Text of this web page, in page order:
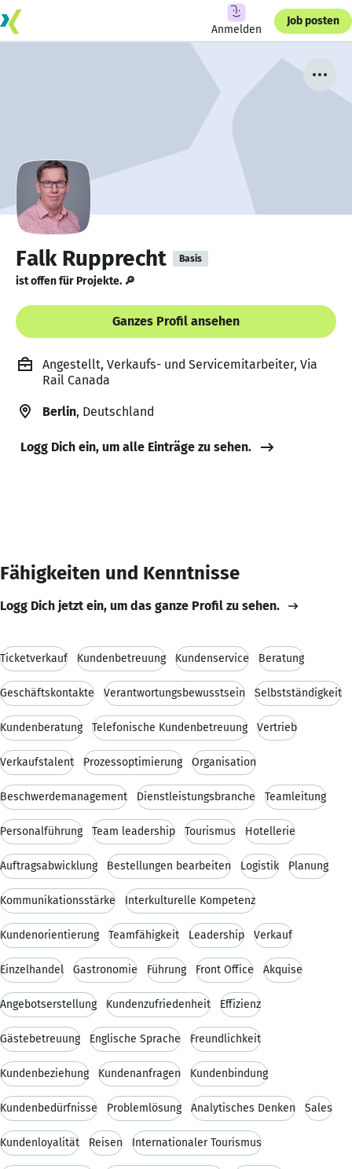
Anmelden
Job posten
Falk Rupprecht Basis
ist offen für Projekte. 🔎
Ganzes Profil ansehen
Angestellt, Verkaufs- und Servicemitarbeiter, Via
Rail Canada
Berlin, Deutschland
Logg Dich ein, um alle Einträge zu sehen.
Fähigkeiten und Kenntnisse
Logg Dich jetzt ein, um das ganze Profil zu sehen.
Ticketverkauf Kundenbetreuung Kundenservice Beratung
Geschäftskontakte Verantwortungsbewusstsein Selbstständigkeit
Kundenberatung Telefonische Kundenbetreuung Vertrieb
Verkaufstalent Prozessoptimierung Organisation
Beschwerdemanagement Dienstleistungsbranche Teamleitung
Personalführung Team leadership Tourismus Hotellerie
Auftragsabwicklung Bestellungen bearbeiten Logistik Planung
Kommunikationsstärke Interkulturelle Kompetenz
Kundenorientierung Teamfähigkeit Leadership Verkauf
Einzelhandel Gastronomie Führung Front Office Akquise
Angebotserstellung Kundenzufriedenheit Effizienz
Gästebetreuung Englische Sprache Freundlichkeit
Kundenbeziehung Kundenanfragen Kundenbindung
Kundenbedürfnisse Problemlösung Analytisches Denken Sales
Kundenloyalität Reisen Internationaler Tourismus